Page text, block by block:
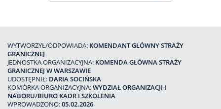
WYTWORZYŁ/ODPOWIADA: KOMENDANT GŁÓWNY STRAŻY
GRANICZNEJ
JEDNOSTKA ORGANIZACYJNA: KOMENDA GŁÓWNA STRAŻY
GRANICZNEJ W WARSZAWIE
UDOSTĘPNIŁ: DARIA SOCIŃSKA
KOMÓRKA ORGANIZACYJNA:WYDZIAŁ ORGANIZACJI I
NABORU/BIURO KADR I SZKOLENIA
WPROWADZONO:05.02.2026